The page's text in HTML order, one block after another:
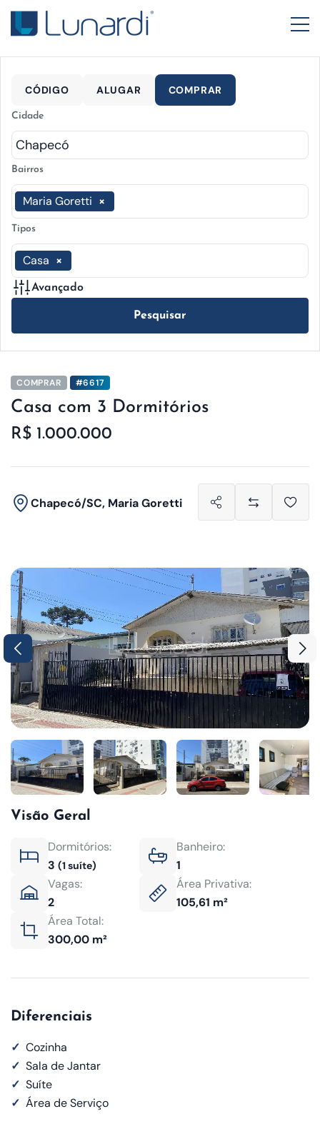
CÓDIGO ALUGAR COMPRAR
Cidade
Bairros
×
Maria Goretti
Tipos
×
Casa
Avançado
Pesquisar
COMPRAR #6617
Casa com 3 Dormitórios
R$ 1.000.000
Chapecó/SC, Maria Goretti
Visão Geral
Dormitórios:
3 (1 suíte)
Banheiro:
1
Vagas:
2
Área Privativa:
105,61 m²
Área Total:
300,00 m²
Diferenciais
✓ Cozinha
✓ Sala de Jantar
✓ Suíte
✓ Área de Serviço